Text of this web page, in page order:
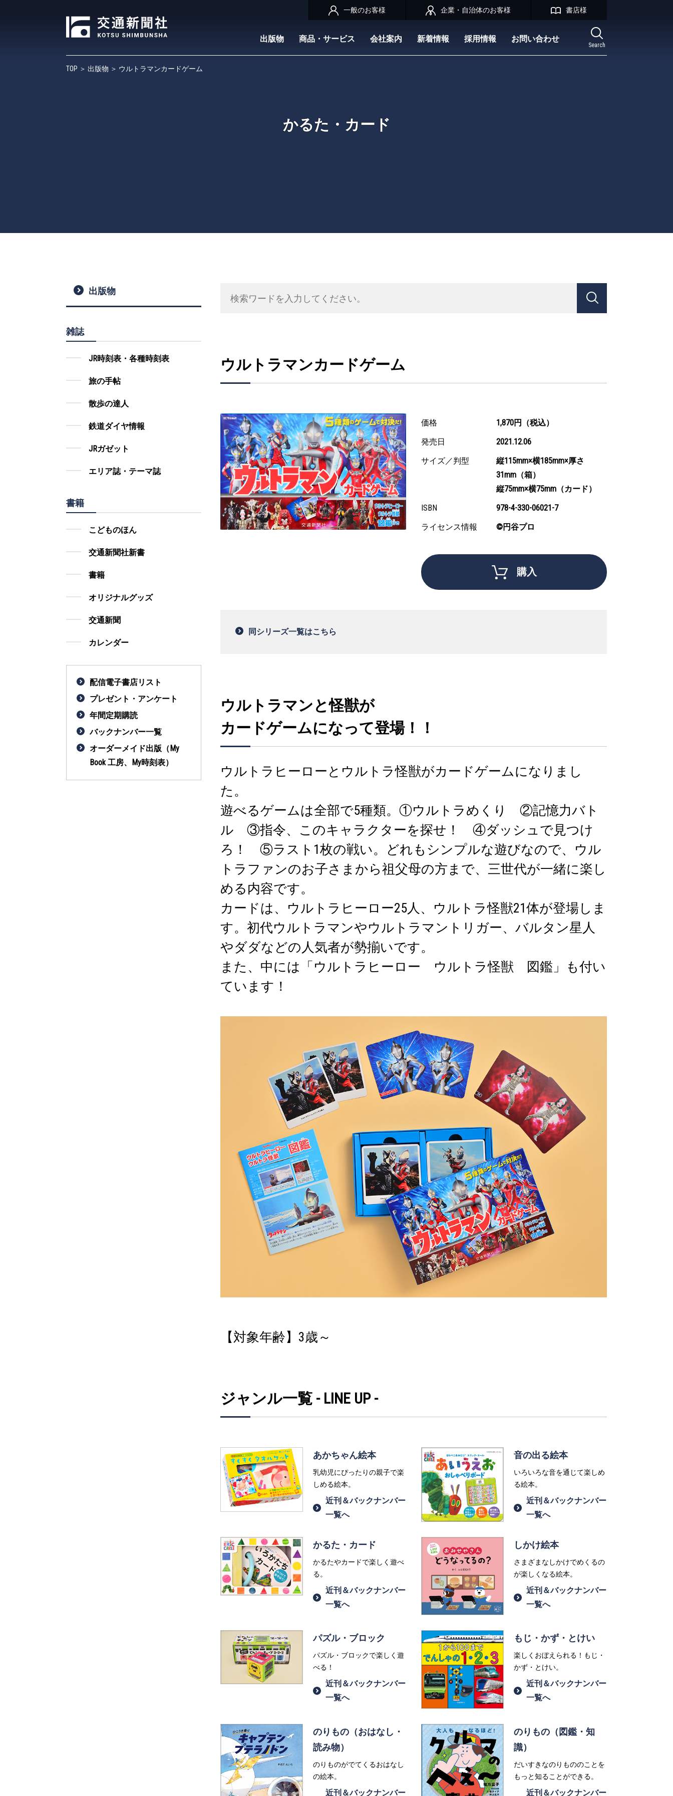
Search
出版物 商品・サービス 会社案内 新着情報 採用情報 お問い合わせ
一般のお客様 企業・自治体のお客様 書店様
TOP ＞ 出版物 ＞ ウルトラマンカードゲーム
かるた・カード
出版物
雑誌
JR時刻表・各種時刻表
旅の手帖
散歩の達人
鉄道ダイヤ情報
JRガゼット
エリア誌・テーマ誌
書籍
こどものほん
交通新聞社新書
書籍
オリジナルグッズ
交通新聞
カレンダー
配信電子書店リスト
プレゼント・アンケート
年間定期購読
バックナンバー一覧
オーダーメイド出版（My
Book 工房、My時刻表）
ウルトラマンカードゲーム
価格
1,870円（税込）
発売日
2021.12.06
サイズ／判型
縦115mm×横185mm×厚さ
31mm（箱）
縦75mm×横75mm（カード）
ISBN
978-4-330-06021-7
ライセンス情報
©円谷プロ
購入
同シリーズ一覧はこちら
ウルトラマンと怪獣が
カードゲームになって登場！！
ウルトラヒーローとウルトラ怪獣がカードゲームになりまし
た。
遊べるゲームは全部で5種類。①ウルトラめくり ②記憶力バト
ル ③指令、このキャラクターを探せ！ ④ダッシュで見つけ
ろ！ ⑤ラスト1枚の戦い。どれもシンプルな遊びなので、ウル
トラファンのお子さまから祖父母の方まで、三世代が一緒に楽し
める内容です。
カードは、ウルトラヒーロー25人、ウルトラ怪獣21体が登場しま
す。初代ウルトラマンやウルトラマントリガー、バルタン星人
やダダなどの人気者が勢揃いです。
また、中には「ウルトラヒーロー ウルトラ怪獣 図鑑」も付い
ています！
【対象年齢】3歳～
ジャンル一覧 - LINE UP -
あかちゃん絵本
乳幼児にぴったりの親子で楽
しめる絵本。
近刊＆バックナンバー
一覧へ
音の出る絵本
いろいろな音を通じて楽しめ
る絵本。
近刊＆バックナンバー
一覧へ
かるた・カード
かるたやカードで楽しく遊べ
る。
近刊＆バックナンバー
一覧へ
しかけ絵本
さまざまなしかけでめくるの
が楽しくなる絵本。
近刊＆バックナンバー
一覧へ
パズル・ブロック
パズル・ブロックで楽しく遊
べる！
近刊＆バックナンバー
一覧へ
もじ・かず・とけい
楽しくおぼえられる！もじ・
かず・とけい。
近刊＆バックナンバー
一覧へ
のりもの（おはなし・
読み物）
のりものがでてくるおはなし
の絵本。
近刊＆バックナンバー
のりもの（図鑑・知
識）
だいすきなのりもののことを
もっと知ることができる。
近刊＆バックナンバー